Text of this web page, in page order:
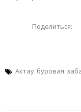
Поделиться:
Актау буровая